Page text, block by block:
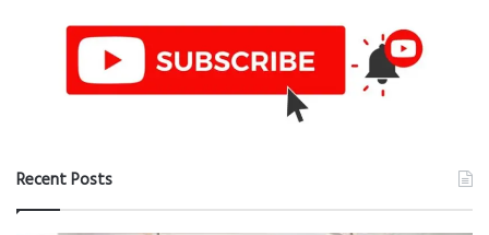
Recent Posts